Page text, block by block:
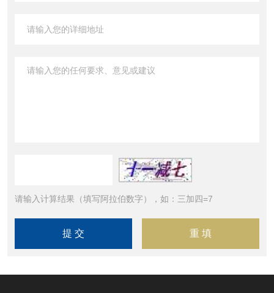
请输入计算结果（填写阿拉伯数字），如：三加四=7